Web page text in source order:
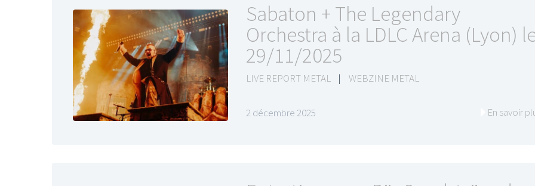
Sabaton + The Legendary
Orchestra à la LDLC Arena (Lyon)
29/11/2025
LIVE REPORT METAL | WEBZINE METAL
2 décembre 2025 En savoir